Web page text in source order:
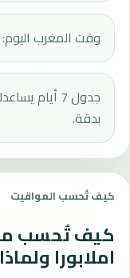
وقت المغرب اليوم: 18:17.
جدول 7
بدقة.
كيف تُحسب المواقيت
كيف تُحسب
املابورا